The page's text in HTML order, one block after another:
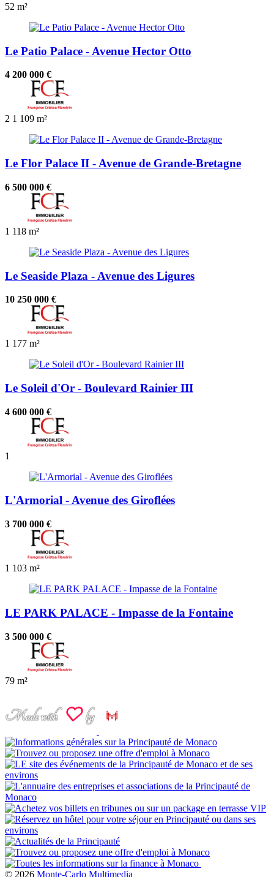
52 m²
Le Patio Palace - Avenue Hector Otto
4 200 000 €
2 1 109 m²
Le Flor Palace II - Avenue de Grande-Bretagne
6 500 000 €
1 118 m²
Le Seaside Plaza - Avenue des Ligures
10 250 000 €
1 177 m²
Le Soleil d'Or - Boulevard Rainier III
4 600 000 €
1
L'Armorial - Avenue des Giroflées
3 700 000 €
1 103 m²
LE PARK PALACE - Impasse de la Fontaine
3 500 000 €
79 m²
© 2026 Monte-Carlo Multimedia